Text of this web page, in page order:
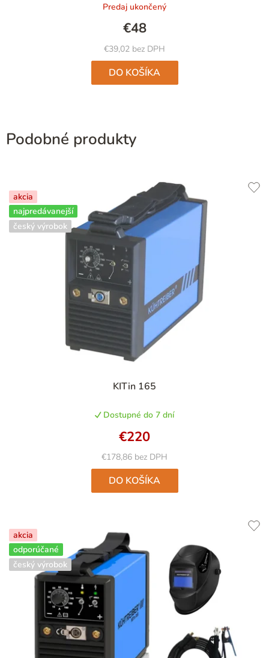
je
4,9
z
5
hviezdičiek.
Predaj ukončený
€39,02 bez DPH
€48
DO KOŠÍKA
Podobné produkty
akcia
najpredávanejší
český výrobok
KITin 165hodnotenie
je
4,8
z
5
hviezdičiek.
Dostupné do 7 dní
€178,86 bez DPH
€220
DO KOŠÍKA
akcia
odporúčané
český výrobok